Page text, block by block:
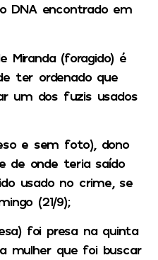
DNA encontrado em
Miranda (foragido) é
ter ordenado que
um dos fuzis usados
e sem foto), dono
de onde teria saído
usado no crime, se
(21/9);
foi presa na quinta
mulher que foi buscar